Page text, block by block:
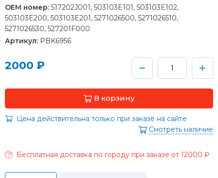
OEM номер: 517202J001, 503103E101, 503103E102,
503103E200, 503103E201, 5271026500, 5271026510,
5271026530, 527201F000
Артикул: PBK6956
2000 ₽
В корзину
Смотреть наличие
Бесплатная доставка по городу при заказе от 12000 ₽
Цена действительна только при заказе на сайте